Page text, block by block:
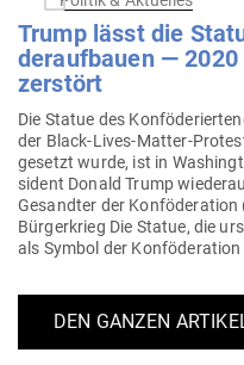
Trump lässt die
der­auf­bauen —
zerstört
Die Statue des
der Black-Lives-Matter-
gesetzt wurde, ist in
sident Donald Trump
Gesandter der Kon­fö­de­ration
Bür­ger­krieg Die Statue, die
als Symbol der
DEN GANZEN